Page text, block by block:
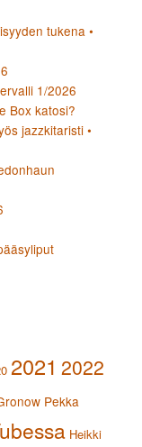
tukena •
1/2026
Box katosi?
jazzkitaristi •
2021 2022
Pekka
Heikki